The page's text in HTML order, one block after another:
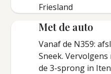
Friesland
Met de auto
Vanaf de N359:
Sneek.
de 3-sprong in